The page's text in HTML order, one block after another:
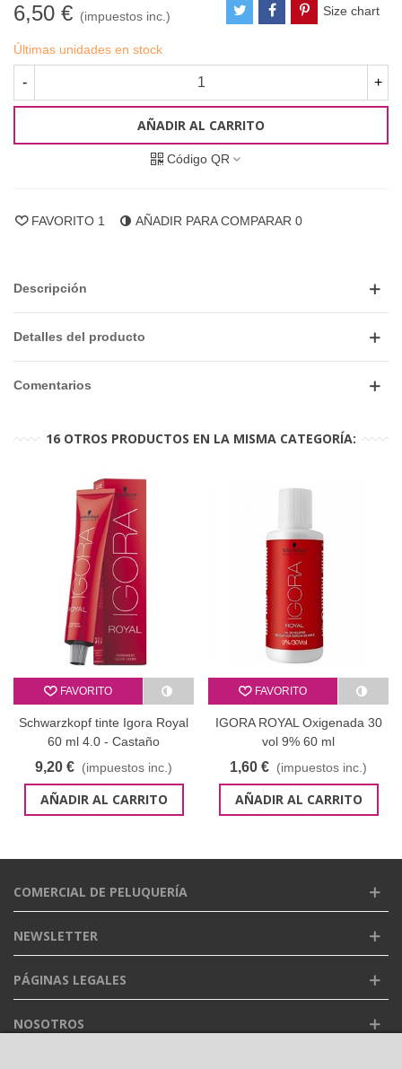
6,50 € (impuestos inc.) Size chart
Últimas unidades en stock
- +
AÑADIR AL CARRITO
Código QR
FAVORITO 1 AÑADIR PARA COMPARAR 0
Descripción
Detalles del producto
Comentarios
16 OTROS PRODUCTOS EN LA MISMA CATEGORÍA:
FAVORITO
Schwarzkopf tinte Igora Royal
60 ml 4.0 - Castaño
9,20 € (impuestos inc.)
AÑADIR AL CARRITO
FAVORITO
IGORA ROYAL Oxigenada 30
vol 9% 60 ml
1,60 € (impuestos inc.)
AÑADIR AL CARRITO
COMERCIAL DE PELUQUERÍA
NEWSLETTER
PÁGINAS LEGALES
NOSOTROS